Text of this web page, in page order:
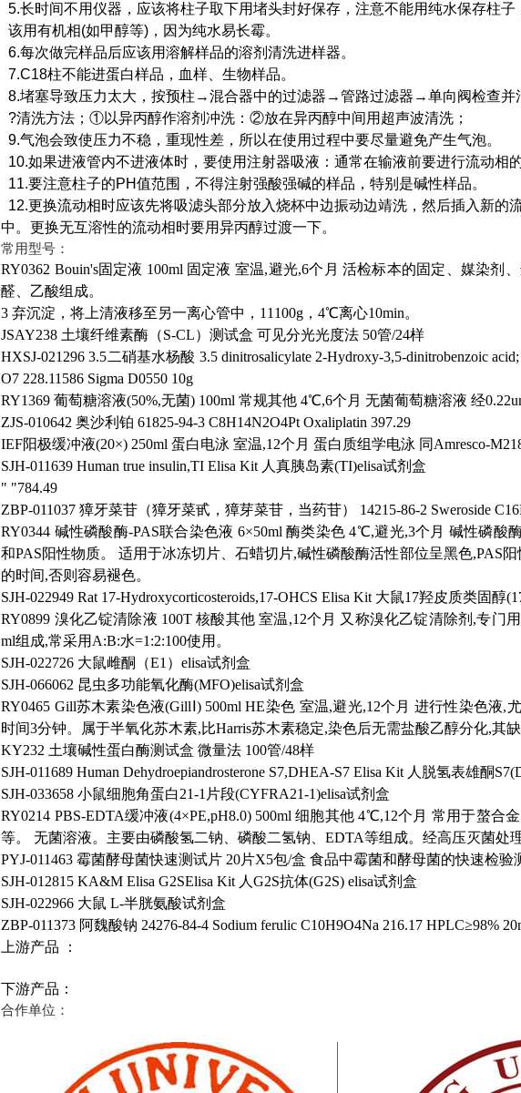
5.长时间不用仪器，应该将柱子取下用堵头封好保存，注意不能用纯水保存柱子
该用有机相(如甲醇等)，因为纯水易长霉。
6.每次做完样品后应该用溶解样品的溶剂清洗进样器。
7.C18柱不能进蛋白样品，血样、生物样品。
8.堵塞导致压力太大，按预柱→混合器中的过滤器→管路过滤器→单向阀检查并
?清洗方法；①以异丙醇作溶剂冲洗：②放在异丙醇中间用超声波清洗；
9.气泡会致使压力不稳，重现性差，所以在使用过程中要尽量避免产生气泡。
10.如果进液管内不进液体时，要使用注射器吸液：通常在输液前要进行流动相的
11.要注意柱子的PH值范围，不得注射强酸强碱的样品，特别是碱性样品。
12.更换流动相时应该先将吸滤头部分放入烧杯中边振动边靖洗，然后插入新的
中。更换无互溶性的流动相时要用异丙醇过渡一下。
常用型号：
RY0362 Bouin's固定液 100ml 固定液 室温,避光,6个月 活检标本的固定、媒染剂
醛、乙酸组成。
3 弃沉淀，将上清液移至另一离心管中，11100g，4℃离心10min。
JSAY238 土壤纤维素酶（S-CL）测试盒 可见分光光度法 50管/24样
HXSJ-021296 3.5二硝基水杨酸 3.5 dinitrosalicylate 2-Hydroxy-3,5-dinitrobenzoic
O7 228.11586 Sigma D0550 10g
RY1369 葡萄糖溶液(50%,无菌) 100ml 常规其他 4℃,6个月 无菌葡萄糖溶液 经
ZJS-010642 奥沙利铂 61825-94-3 C8H14N2O4Pt Oxaliplatin 397.29
IEF阳极缓冲液(20×) 250ml 蛋白电泳 室温,12个月 蛋白质组学电泳 同Amresco-
SJH-011639 Human true insulin,TI Elisa Kit 人真胰岛素(TI)elisa试剂盒
" "784.49
ZBP-011037 獐牙菜苷（獐牙菜甙，獐芽菜苷，当药苷） 14215-86-2 Sweroside
RY0344 碱性磷酸酶-PAS联合染色液 6×50ml 酶类染色 4℃,避光,3个月 碱性磷酸
和PAS阳性物质。
适用于冰冻切片、石蜡切片,碱性磷酸酶活性部位呈黑色,PAS
的时间,否则容易褪色。
SJH-022949 Rat 17-Hydroxycorticosteroids,17-OHCS Elisa Kit 大鼠17羟皮质类固醇
RY0899 溴化乙锭清除液 100T 核酸其他 室温,12个月 又称溴化乙锭清除剂,专门
ml组成,常采用A:B:水=1:2:100使用。
SJH-022726 大鼠雌酮（E1）elisa试剂盒
SJH-066062 昆虫多功能氧化酶(MFO)elisa试剂盒
RY0465 Gill苏木素染色液(GillⅠ) 500ml HE染色 室温,避光,12个月 进行性染色液,
时间3分钟。属于半氧化苏木素,比Harris苏木素稳定,染色后无需盐酸乙醇分化,其
KY232 土壤碱性蛋白酶测试盒 微量法 100管/48样
SJH-011689 Human Dehydroepiandrosterone S7,DHEA-S7 Elisa Kit 人脱氢表雄酮
SJH-033658 小鼠细胞角蛋白21-1片段(CYFRA21-1)elisa试剂盒
RY0214 PBS-EDTA缓冲液(4×PE,pH8.0) 500ml 细胞其他 4℃,12个月 常用于螯合
等。
无菌溶液。主要由磷酸氢二钠、磷酸二氢钠、EDTA等组成。经高压灭菌处理
PYJ-011463 霉菌酵母菌快速测试片 20片X5包/盒 食品中霉菌和酵母菌的快速检验
SJH-012815 KA&M Elisa G2SElisa Kit 人G2S抗体(G2S) elisa试剂盒
SJH-022966 大鼠 L-半胱氨酸试剂盒
ZBP-011373 阿魏酸钠 24276-84-4 Sodium ferulic C10H9O4Na 216.17 HPLC≥98%
上游产品 ：
下游产品：
合作单位：